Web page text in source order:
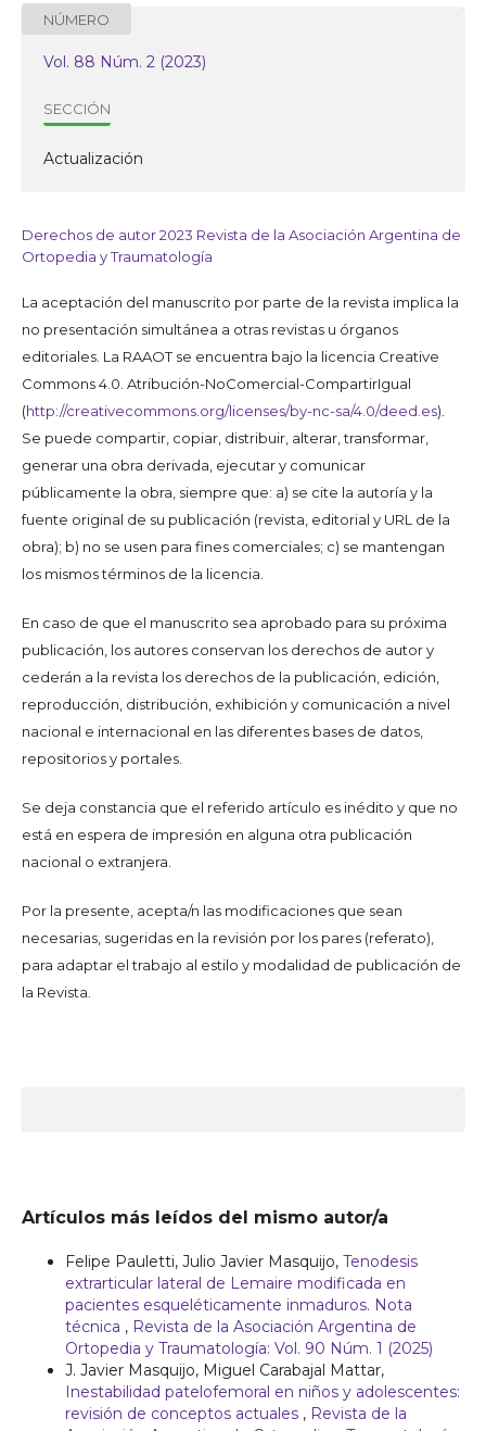
NÚMERO
Vol. 88 Núm. 2 (2023)
SECCIÓN
Actualización
Derechos de autor 2023 Revista de la Asociación Argentina de
Ortopedia y Traumatología
La aceptación del manuscrito por parte de la revista implica la
no presentación simultánea a otras revistas u órganos
editoriales. La RAAOT se encuentra bajo la licencia Creative
Commons 4.0. Atribución-NoComercial-CompartirIgual
(http://creativecommons.org/licenses/by-nc-sa/4.0/deed.es).
Se puede compartir, copiar, distribuir, alterar, transformar,
generar una obra derivada, ejecutar y comunicar
públicamente la obra, siempre que: a) se cite la autoría y la
fuente original de su publicación (revista, editorial y URL de la
obra); b) no se usen para fines comerciales; c) se mantengan
los mismos términos de la licencia.
En caso de que el manuscrito sea aprobado para su próxima
publicación, los autores conservan los derechos de autor y
cederán a la revista los derechos de la publicación, edición,
reproducción, distribución, exhibición y comunicación a nivel
nacional e internacional en las diferentes bases de datos,
repositorios y portales.
Se deja constancia que el referido artículo es inédito y que no
está en espera de impresión en alguna otra publicación
nacional o extranjera.
Por la presente, acepta/n las modificaciones que sean
necesarias, sugeridas en la revisión por los pares (referato),
para adaptar el trabajo al estilo y modalidad de publicación de
la Revista.
Artículos más leídos del mismo autor/a
Felipe Pauletti, Julio Javier Masquijo, Tenodesis
extrarticular lateral de Lemaire modificada en
pacientes esqueléticamente inmaduros. Nota
técnica , Revista de la Asociación Argentina de
Ortopedia y Traumatología: Vol. 90 Núm. 1 (2025)
J. Javier Masquijo, Miguel Carabajal Mattar,
Inestabilidad patelofemoral en niños y adolescentes:
revisión de conceptos actuales , Revista de la